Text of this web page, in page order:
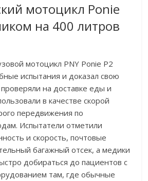
мотоцикл Ponie
на 400 литров
мотоцикл PNY Ponie P2
испытания и доказал свою
проверяли на доставке еды и
в качестве скорой
передвижения по
Испытатели отметили
и скорость, почтовые
багажный отсек, а медики
добираться до пациентов с
там, где обычные